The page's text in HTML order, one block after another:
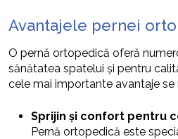
Avantajele pernei
O pernă ortopedică oferă
sănătatea spatelui și pentru
cele mai importante avantaje se
Sprijin și confort pentru
Pernă ortopedică este